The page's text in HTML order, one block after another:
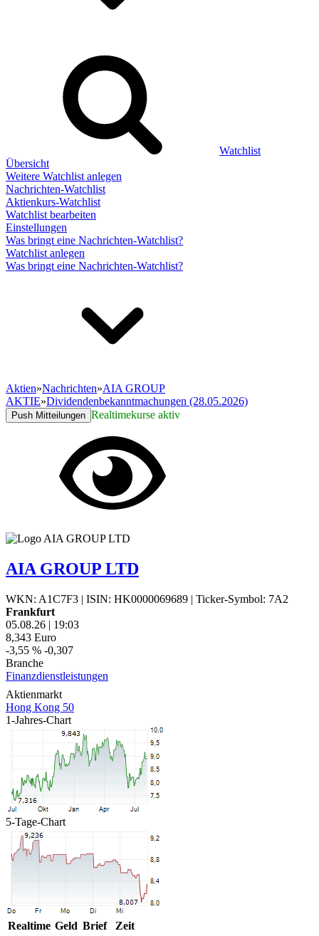
Watchlist
Übersicht
Weitere Watchlist anlegen
Nachrichten-Watchlist
Aktienkurs-Watchlist
Watchlist bearbeiten
Einstellungen
Was bringt eine Nachrichten-Watchlist?
Watchlist anlegen
Was bringt eine Nachrichten-Watchlist?
Aktien»Nachrichten»AIA GROUP
AKTIE»Dividendenbekanntmachungen (28.05.2026)
Push Mitteilungen Realtimekurse aktiv
AIA GROUP LTD
WKN: A1C7F3 | ISIN: HK0000069689 | Ticker-Symbol: 7A2
Frankfurt
05.08.26 | 19:03
8,343 Euro
-3,55 % -0,307
Branche
Finanzdienstleistungen
Aktienmarkt
Hong Kong 50
1-Jahres-Chart
5-Tage-Chart
Realtime Geld Brief
Zeit